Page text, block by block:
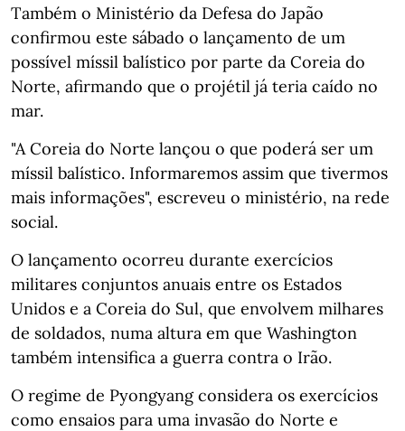
Também o Ministério da Defesa do Japão
confirmou este sábado o lançamento de um
possível míssil balístico por parte da Coreia do
Norte, afirmando que o projétil já teria caído no
mar.
"A Coreia do Norte lançou o que poderá ser um
míssil balístico. Informaremos assim que tivermos
mais informações", escreveu o ministério, na rede
social.
O lançamento ocorreu durante exercícios
militares conjuntos anuais entre os Estados
Unidos e a Coreia do Sul, que envolvem milhares
de soldados, numa altura em que Washington
também intensifica a guerra contra o Irão.
O regime de Pyongyang considera os exercícios
como ensaios para uma invasão do Norte e